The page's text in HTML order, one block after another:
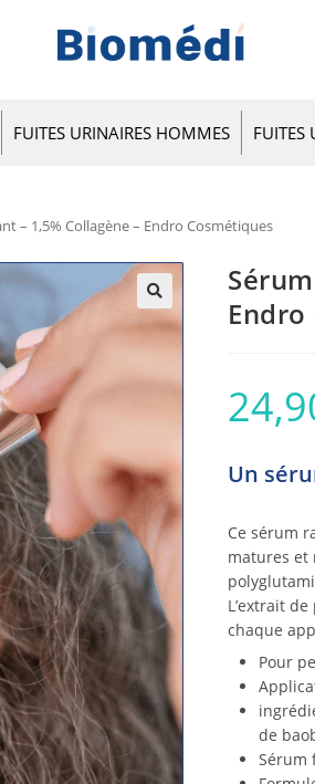
FUITES URINAIRES HOMMES FUITES
– 1,5% Collagène – Endro Cosmétiques
Un
Ce sérum
matures et
L’extrait
chaque
Pour
de
Sérum